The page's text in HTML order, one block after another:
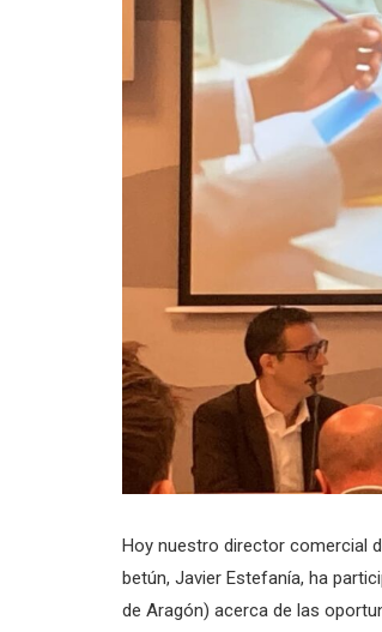
Hoy nuestro director comercial
betún, Javier Estefanía, ha
de Aragón) acerca de las